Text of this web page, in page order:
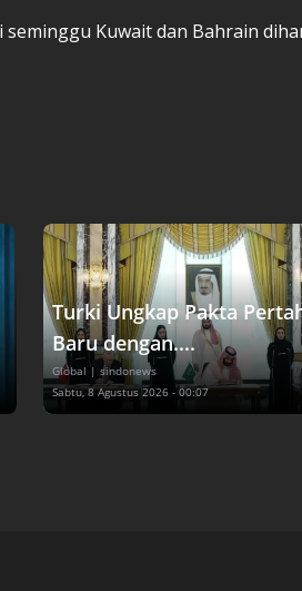
Kuwait dan Bahrain
Turki Ungkap Pakta
Baru dengan....
Global | sindonews
Sabtu, 8 Agustus 2026 - 00:07